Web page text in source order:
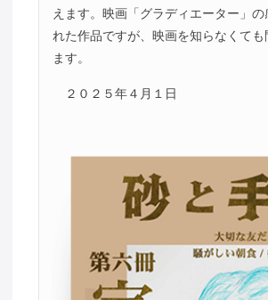
えます。映画「グラディエーター」の
れた作品ですが、映画を知らなくても
ます。
２０２５年４月１日